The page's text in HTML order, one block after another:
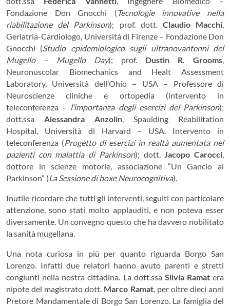
Fondazione Don Gnocchi ( Tecnologie innovative nella
riabilitazione del Parkinson); prof. dott. Claudio Macchi,
Geriatria-Cardiologo, Università di Firenze – Fondazione Don
Gnocchi (Studio epidemiologico sugli ultranovantenni del
Mugello – Mugello Day); prof. Dustin R. Grooms,
Neuronuscolar Biomechanics and Healt Assessment
Laboratory, Università dell’Ohio – USA – Professore di
Neuroscienze cliniche e ortopedia (intervento in
teleconferenza – l’importanza degli esercizi del Parkinson);
dott.ssa Alessandra Anzolin, Spaulding Reabilitation
Hospital, Università di Harvard – USA. Intervento in
teleconferenza (Progetto di esercizi in realtà aumentata nei
pazienti con malattia di Parkinson); dott.Jacopo Carocci,
dottore in scienze motorie, associazione “Un Gancio al
Parkinson” (La Sessione di boxe Neurocognitiva).
Inutile ricordare che tutti gli interventi, seguiti con particolare
attenzione, sono stati molto applauditi, e non poteva esser
diversamente. Un convegno questo che ha davvero nobilitato
la sanità mugellana.
Una nota curiosa in più per quanto riguarda Borgo San
Lorenzo. Infatti due relatori hanno avuto parenti e stretti
congiunti nella nostra cittadina. La dott.ssa Silvia Ramatera
nipote del magistrato dott. Marco Ramat, per oltre dieci anni
Pretore Mandamentale di Borgo San Lorenzo. La famiglia del